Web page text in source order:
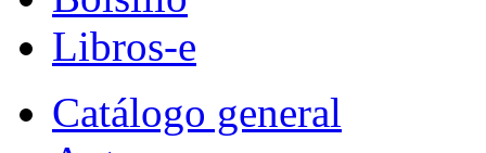
Libros-e
Catálogo general